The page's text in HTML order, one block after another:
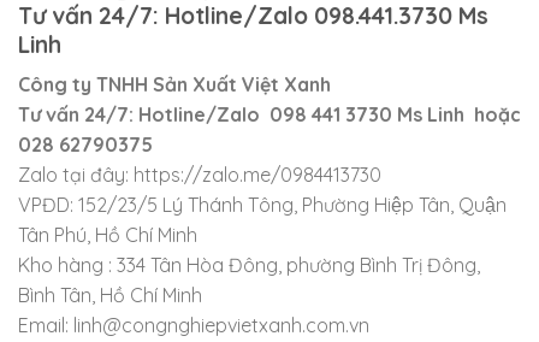
Tư vấn 24/7: Hotline/Zalo 098.441.3730 Ms
Linh
Công ty TNHH Sản Xuất Việt Xanh
Tư vấn 24/7: Hotline/Zalo 098 441 3730 Ms Linh hoặc
028 62790375
Zalo tại đây: https://zalo.me/0984413730
VPĐD: 152/23/5 Lý Thánh Tông, Phường Hiệp Tân, Quận
Tân Phú, Hồ Chí Minh
Kho hàng : 334 Tân Hòa Đông, phường Bình Trị Đông,
Bình Tân, Hồ Chí Minh
Email: linh@congnghiepvietxanh.com.vn